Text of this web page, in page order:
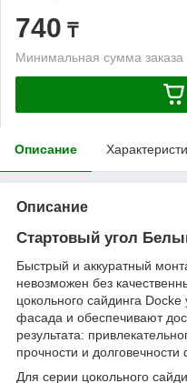
740 ₸
Минимальная сумма
Описание
Описание
Стартовый угол
Быстрый и аккуратный
невозможен без
цокольного сайдинга
фасада и обеспечивают
результата:
прочности и долговечности
Для серии цокольного